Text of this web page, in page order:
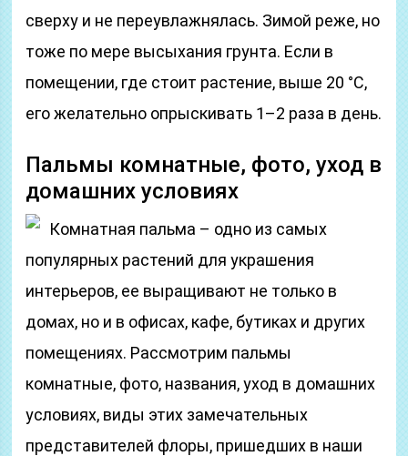
сверху и не переувлажнялась. Зимой реже, но
тоже по мере высыхания грунта. Если в
помещении, где стоит растение, выше 20 °С,
его желательно опрыскивать 1–2 раза в день.
Пальмы комнатные, фото, уход в
домашних условиях
Комнатная пальма – одно из самых
популярных растений для украшения
интерьеров, ее выращивают не только в
домах, но и в офисах, кафе, бутиках и других
помещениях. Рассмотрим пальмы
комнатные, фото, названия, уход в домашних
условиях, виды этих замечательных
представителей флоры, пришедших в наши